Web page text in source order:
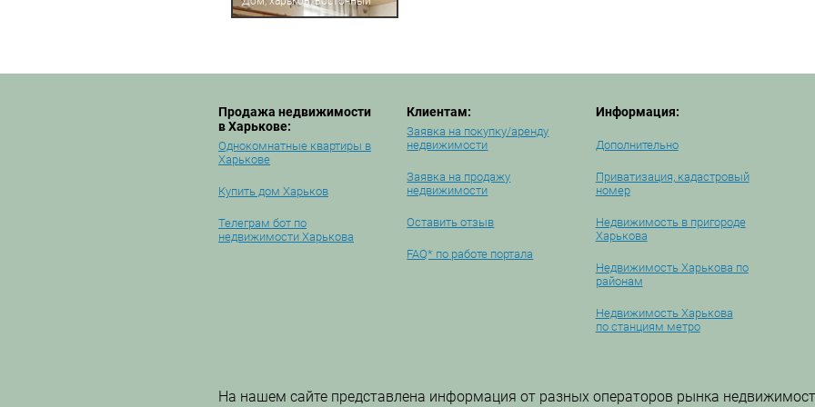
Продажа недвижимости
в Харькове:
Однокомнатные квартиры в
Харькове
Купить дом Харьков
Телеграм бот по
недвижимости Харькова
Клиентам:
Заявка на покупку/аренду
недвижимости
Заявка на продажу
недвижимости
Оставить отзыв
FAQ* по работе портала
Информация:
Дополнительно
Приватизация, кадастровый
номер
Недвижимость в пригороде
Харькова
Недвижимость Харькова по
районам
Недвижимость Харькова
по станциям метро
На нашем сайте представлена информация от разных операторов рынка